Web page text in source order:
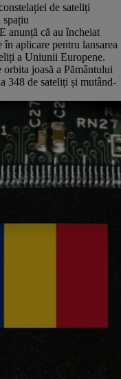
de sateliți
anunță că au încheiat
aplicare pentru lansarea
a Uniunii Europene.
joasă a Pământului
348 de sateliți și mutând-